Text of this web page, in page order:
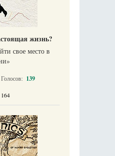
жизнь?
свое место в
Голосов: 139